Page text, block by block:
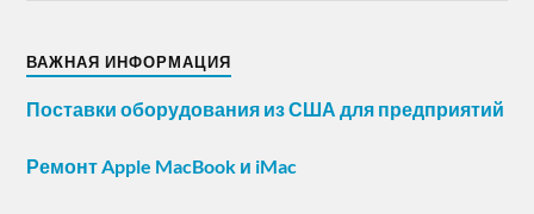
ВАЖНАЯ ИНФОРМАЦИЯ
Поставки оборудования из США для предприятий
Ремонт Apple MacBook и iMac